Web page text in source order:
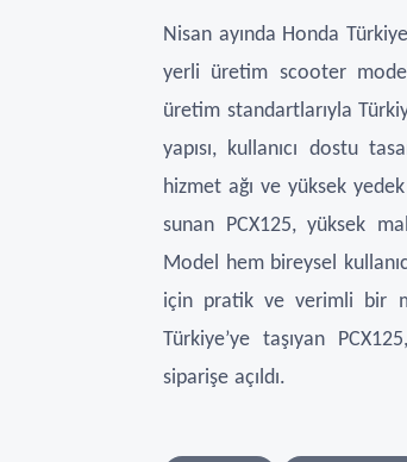
Nisan ayında Honda
yerli üretim scooter modeli
üretim standartlarıyla
yapısı, kullanıcı dostu
hizmet ağı ve yüksek
sunan PCX125, yüksek
Model hem bireysel
için pratik ve verimli bir
Türkiye’ye taşıyan
siparişe açıldı.